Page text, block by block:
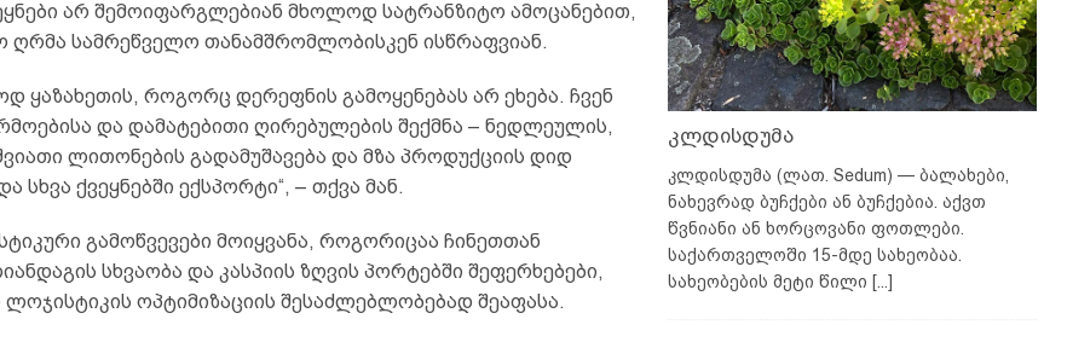
არ შემოიფარგლებიან მხოლოდ სატრანზიტო ამოცანებით,
ღრმა სამრეწველო თანამშრომლობისკენ ისწრაფვიან.
ყაზახეთის, როგორც დერეფნის გამოყენებას არ ეხება. ჩვენ
და დამატებითი ღირებულების შექმნა – ნედლეულის,
ლითონების გადამუშავება და მზა პროდუქციის დიდ
სხვა ქვეყნებში ექსპორტი“, – თქვა მან.
გამოწვევები მოიყვანა, როგორიცაა ჩინეთთან
სხვაობა და კასპიის ზღვის პორტებში შეფერხებები,
ლოჯისტიკის ოპტიმიზაციის შესაძლებლობებად შეაფასა.
კლდისდუმა
კლდისდუმა (ლათ. Sedum) — ბალახები,
ნახევრად ბუჩქები ან ბუჩქებია. აქვთ
წვნიანი ან ხორცოვანი ფოთლები.
საქართველოში 15-მდე სახეობაა.
სახეობების მეტი წილი [...]